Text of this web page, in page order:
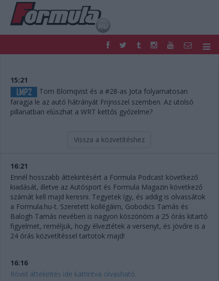
FORMULA
NEMZETKÖZI
HAZAI
RETRO
EGYÉB
PODCAST
SHOP
PONTÁLLÁSOK
15:21
Tom Blomqvist és a #28-as Jota folyamatosan
faragja le az autó hátrányát Frijnsszel szemben. Az utolsó
pillanatban elúszhat a WRT kettős győzelme?
Vissza a közvetítéshez
16:21
Ennél hosszabb áttekintésért a Formula Podcast következő
kiadását, illetve az Autósport és Formula Magazin következő
számát kell majd keresni. Tegyetek így, és addig is olvassátok
a Formula.hu-t. Szeretett kollégáim, Gobodics Tamás és
Balogh Tamás nevében is nagyon köszönöm a 25 órás kitartó
figyelmet, reméljük, hogy élveztétek a versenyt, és jövőre is a
24 órás közvetítéssel tartotok majd!
16:16
Rövid áttekintés ide kattintva olvasható.